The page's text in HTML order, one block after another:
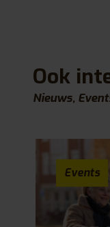
Ook
Nieuws,
Events